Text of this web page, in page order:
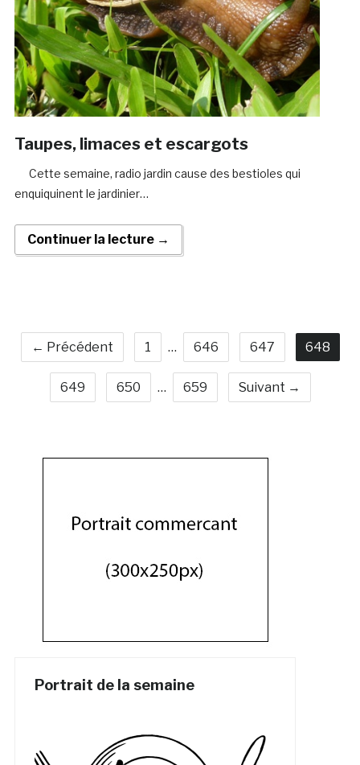
Taupes, limaces et escargots
Cette semaine, radio jardin cause des bestioles qui
enquiquinent le jardinier…
Continuer la lecture →
← Précédent 1 … 646 647 648
649 650 … 659 Suivant →
Portrait de la semaine